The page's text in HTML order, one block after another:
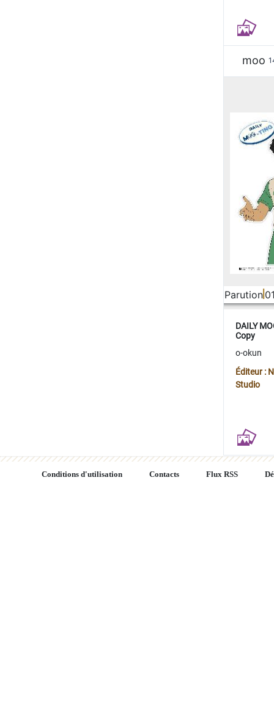
moo
Parution
DAILY
Copy
o-okun
Éditeur :
Studio
Conditions d'utilisation Contacts Flux RSS